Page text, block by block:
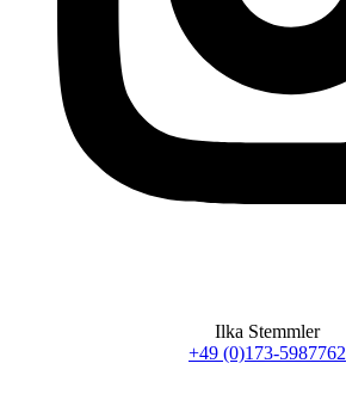
Ilka Stemmler
+49 (0)173-5987762